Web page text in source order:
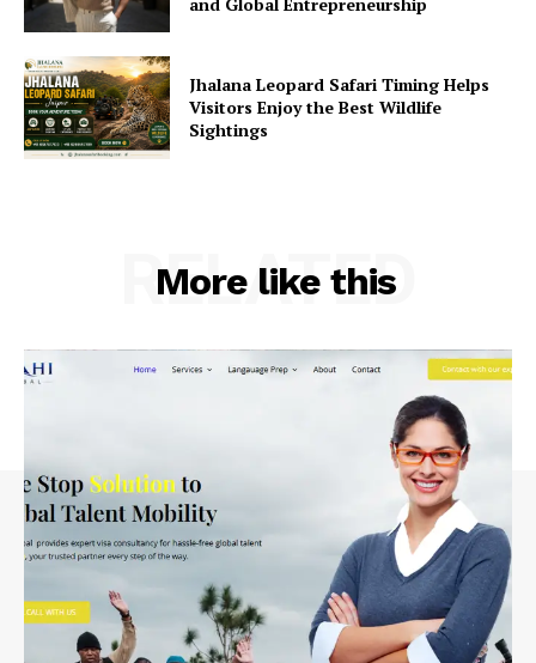
Jhalana Leopard Safari Timing Helps
Visitors Enjoy the Best Wildlife
Sightings
More like this
RELATED